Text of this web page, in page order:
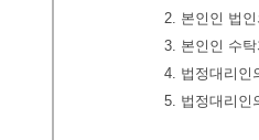
2. 본인인 법
3. 본인인 수
4. 법정대리인
5. 법정대리인